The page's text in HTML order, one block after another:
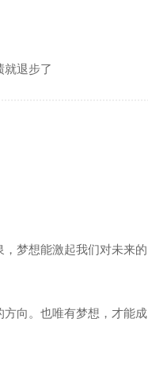
就退步了
梦想能激起我们对未来的
向。也唯有梦想，才能成